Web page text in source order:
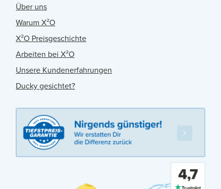
Über uns
Warum X²O
X²O Preisgeschichte
Arbeiten bei X²O
Unsere Kundenerfahrungen
Ducky gesichtet?